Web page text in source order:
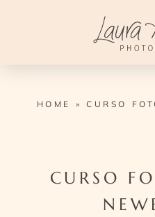
HOME » CURSO
CURSO